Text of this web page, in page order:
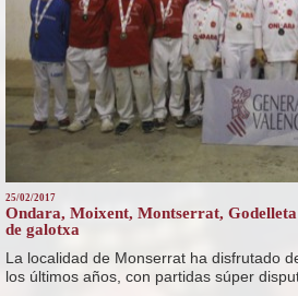
25/02/2017
Ondara, Moixent, Montserrat,
de galotxa
La localidad de Monserrat ha disfrutado
los últimos años, con partidas súper